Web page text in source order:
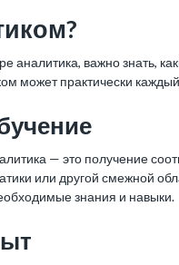
аналитика, важно знать,
может практически
— это получение
или другой смежной
знания и навыки.